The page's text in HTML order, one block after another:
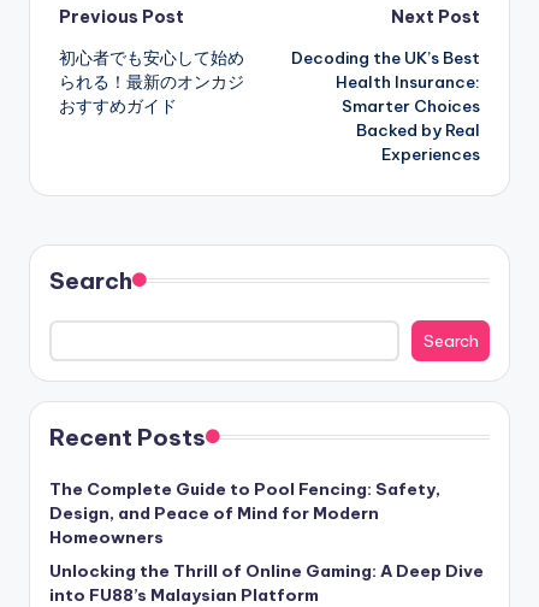
Post
navigation
Previous Post
初心者でも安心して始め
られる！最新のオンカジ
おすすめガイド
Next Post
Decoding the UK’s Best
Health Insurance:
Smarter Choices
Backed by Real
Experiences
Search
Search
Recent Posts
The Complete Guide to Pool Fencing: Safety,
Design, and Peace of Mind for Modern
Homeowners
Unlocking the Thrill of Online Gaming: A Deep Dive
into FU88’s Malaysian Platform